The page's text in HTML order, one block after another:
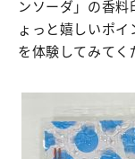
ンソーダ」の香料
ょっと嬉しいポイ
を体験してみてく